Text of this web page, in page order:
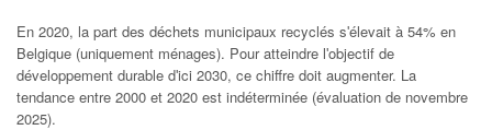
En 2020, la part des déchets municipaux recyclés sʹélevait à 54% en
Belgique (uniquement ménages). Pour atteindre lʹobjectif de
développement durable dʹici 2030, ce chiffre doit augmenter. La
tendance entre 2000 et 2020 est indéterminée (évaluation de novembre
2025).